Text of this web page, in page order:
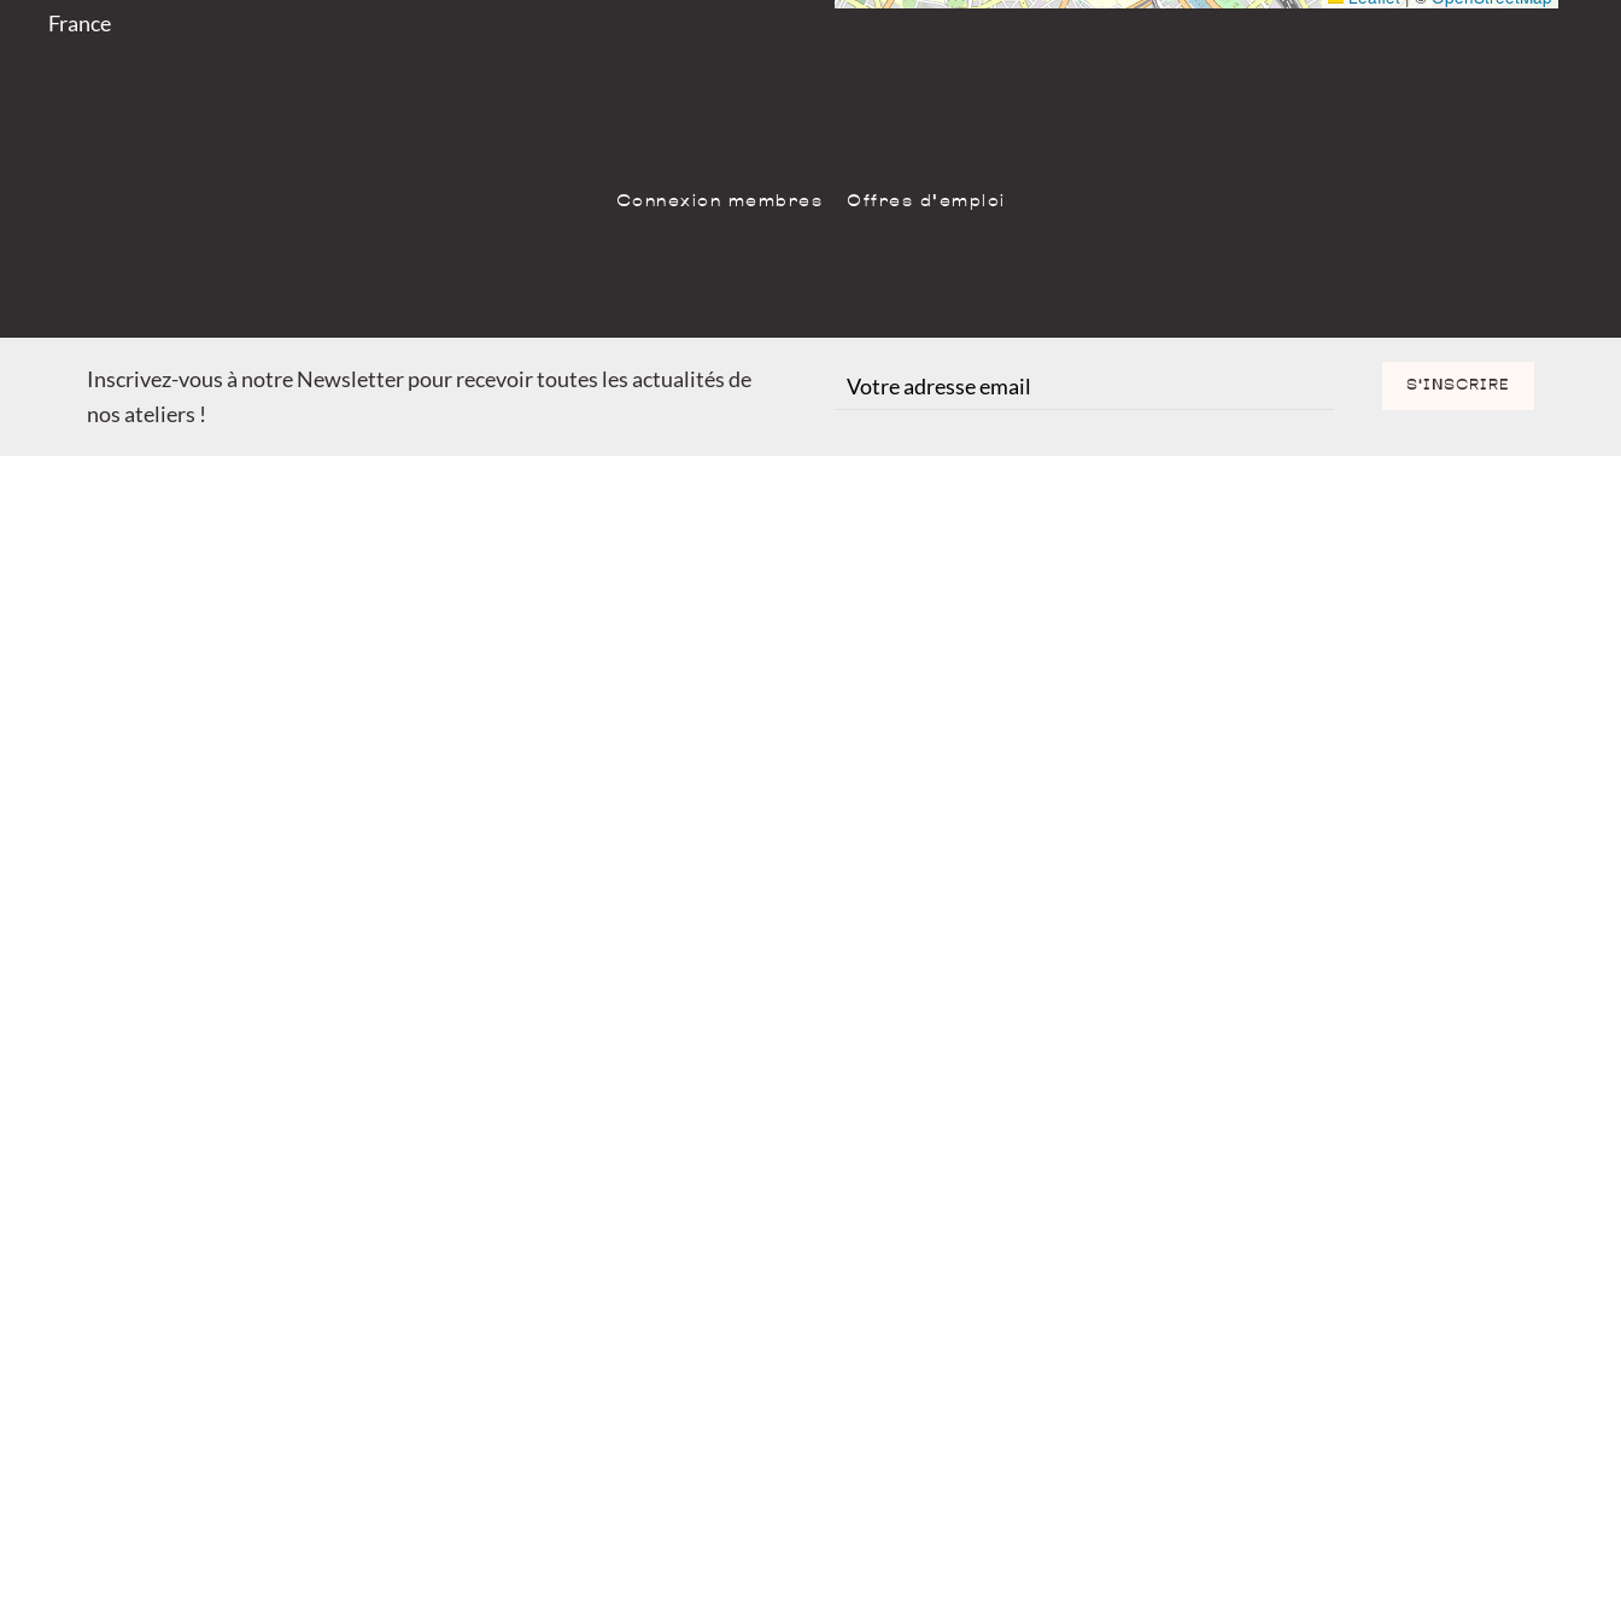
Inscrivez-vous à notre Newsletter pour recevoir toutes les actualités de
nos ateliers !
S'INSCRIRE
France
Connexion membres Offres d'emploi